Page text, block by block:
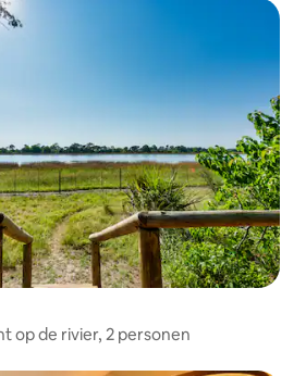
op de rivier, 2 personen